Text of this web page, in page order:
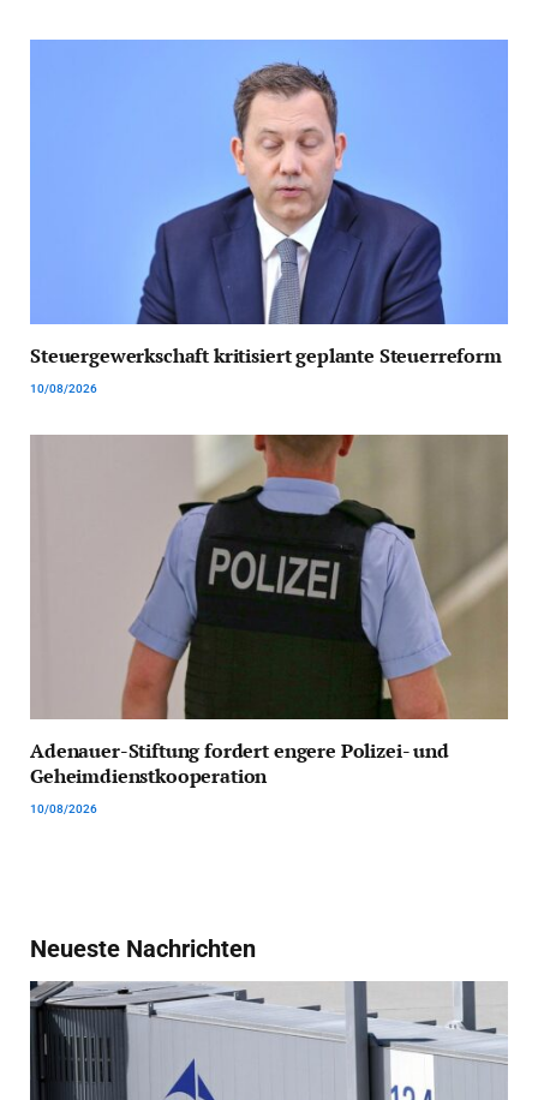
Steuergewerkschaft kritisiert geplante Steuerreform
10/08/2026
Adenauer-Stiftung fordert engere Polizei- und
Geheimdienstkooperation
10/08/2026
Neueste Nachrichten